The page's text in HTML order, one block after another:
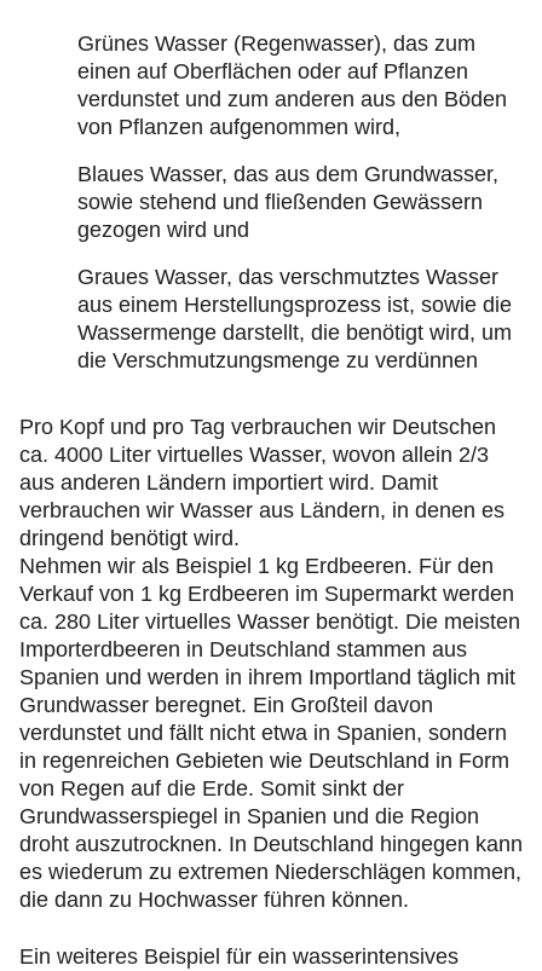
Grünes Wasser (Regenwasser), das zum
einen auf Oberflächen oder auf Pflanzen
verdunstet und zum anderen aus den Böden
von Pflanzen aufgenommen wird,
Blaues Wasser, das aus dem Grundwasser,
sowie stehend und fließenden Gewässern
gezogen wird und
Graues Wasser, das verschmutztes Wasser
aus einem Herstellungsprozess ist, sowie die
Wassermenge darstellt, die benötigt wird, um
die Verschmutzungsmenge zu verdünnen
Pro Kopf und pro Tag verbrauchen wir Deutschen
ca. 4000 Liter virtuelles Wasser, wovon allein 2/3
aus anderen Ländern importiert wird. Damit
verbrauchen wir Wasser aus Ländern, in denen es
dringend benötigt wird.
Nehmen wir als Beispiel 1 kg Erdbeeren. Für den
Verkauf von 1 kg Erdbeeren im Supermarkt werden
ca. 280 Liter virtuelles Wasser benötigt. Die meisten
Importerdbeeren in Deutschland stammen aus
Spanien und werden in ihrem Importland täglich mit
Grundwasser beregnet. Ein Großteil davon
verdunstet und fällt nicht etwa in Spanien, sondern
in regenreichen Gebieten wie Deutschland in Form
von Regen auf die Erde. Somit sinkt der
Grundwasserspiegel in Spanien und die Region
droht auszutrocknen. In Deutschland hingegen kann
es wiederum zu extremen Niederschlägen kommen,
die dann zu Hochwasser führen können.
Ein weiteres Beispiel für ein wasserintensives